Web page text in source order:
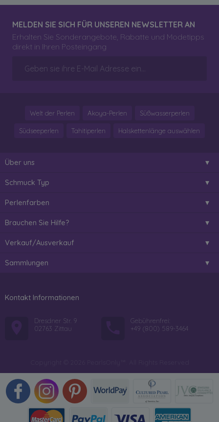
MELDEN SIE SICH FÜR UNSEREN NEWSLETTER AN
Erhalten Sie Sonderangebote, Rabatte und Modetipps
direkt in Ihren Posteingang
Welt der Perlen Akoya-Perlen Süßwasserperlen
Südseeperlen Tahitiperlen Halskettenlänge auswählen
Über uns
Schmuck Typ
Perlenfarben
Brauchen Sie Hilfe?
Verkauf/Ausverkauf
Sammlungen
Kontakt Informationen
Dresdner Str. 9
02763 Zittau
Gebührenfrei:
+49 (800) 589-3464